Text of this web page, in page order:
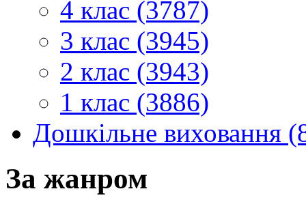
4 клас (3787)
3 клас (3945)
2 клас (3943)
1 клас (3886)
Дошкільне виховання
За жанром